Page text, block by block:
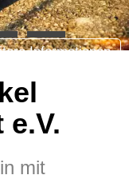
Informationen
mit